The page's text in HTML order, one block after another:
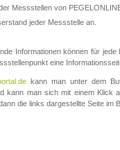
Messstellen von
jeder Messstelle an.
Informationen können für
eine
kann man unter dem
kann man sich mit einem Klick
die links dargestellte Seite im